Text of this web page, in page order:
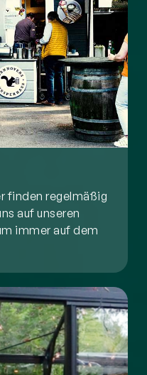
finden regelmäßig
auf unseren
immer auf dem